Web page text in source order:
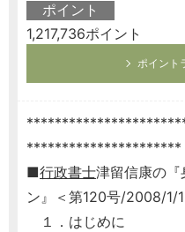
ポイント
1,217,736ポイント
ポイント
**********************
■行政書士津留信康の
ン』＜第120号/2008/1/
１．はじめに